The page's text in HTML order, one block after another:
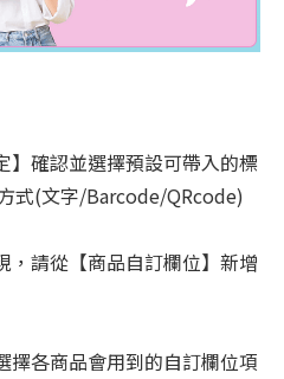
】確認並選擇預設可帶入的標
式(文字/Barcode/QRcode)
，請從【商品自訂欄位】新增
擇各商品會用到的自訂欄位項